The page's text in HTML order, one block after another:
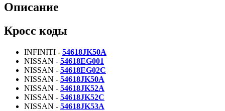
Описание
Кросс коды
INFINITI - 54618JK50A
NISSAN - 54618EG001
NISSAN - 54618EG02C
NISSAN - 54618JK50A
NISSAN - 54618JK52A
NISSAN - 54618JK52C
NISSAN - 54618JK53A